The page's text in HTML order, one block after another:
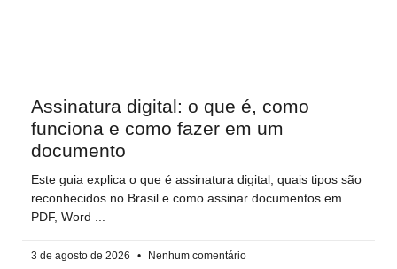
Assinatura digital: o que é, como
funciona e como fazer em um
documento
Este guia explica o que é assinatura digital, quais tipos são
reconhecidos no Brasil e como assinar documentos em
PDF, Word
3 de agosto de 2026 Nenhum comentário